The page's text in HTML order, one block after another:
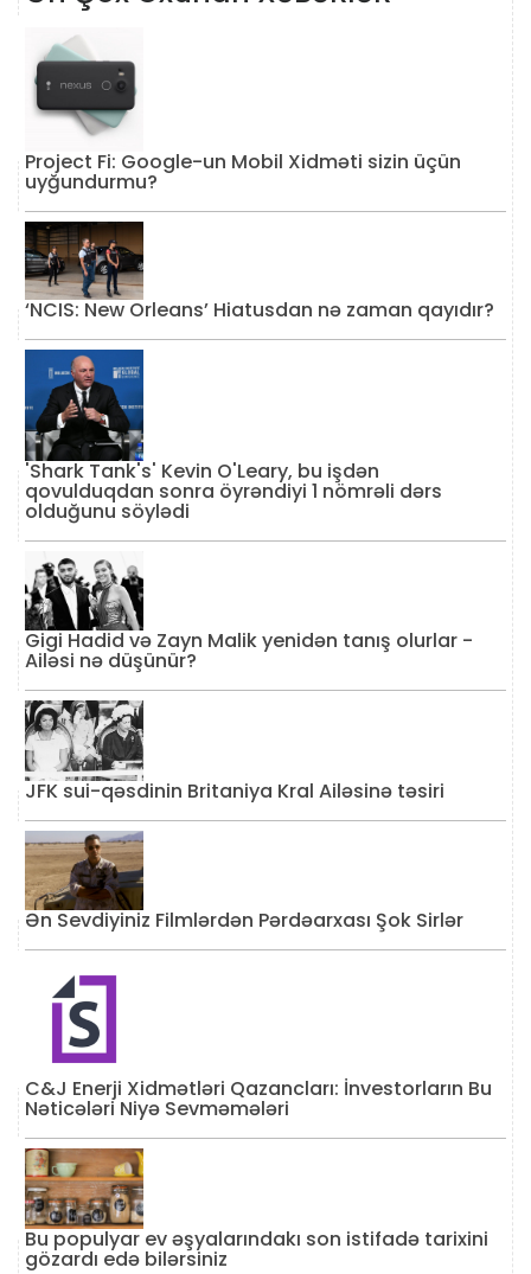
Project Fi: Google-un Mobil Xidməti sizin üçün
uyğundurmu?
‘NCIS: New Orleans’ Hiatusdan nə zaman qayıdır?
'Shark Tank's' Kevin O'Leary, bu işdən
qovulduqdan sonra öyrəndiyi 1 nömrəli dərs
olduğunu söylədi
Gigi Hadid və Zayn Malik yenidən tanış olurlar -
Ailəsi nə düşünür?
JFK sui-qəsdinin Britaniya Kral Ailəsinə təsiri
Ən Sevdiyiniz Filmlərdən Pərdəarxası Şok Sirlər
C&J Enerji Xidmətləri Qazancları: İnvestorların Bu
Nəticələri Niyə Sevməmələri
Bu populyar ev əşyalarındakı son istifadə tarixini
gözardı edə bilərsiniz